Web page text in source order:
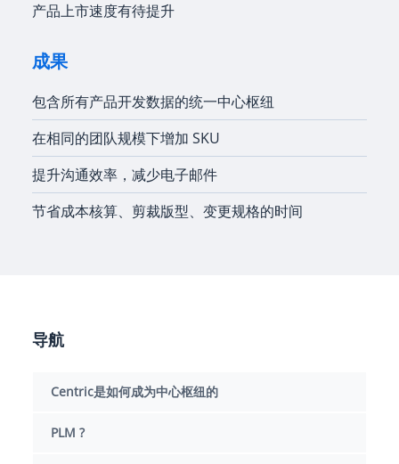
产品上市速度有待提升
成果
包含所有产品开发数据的统一中心枢纽
在相同的团队规模下增加 SKU
提升沟通效率，减少电子邮件
节省成本核算、剪裁版型、变更规格的时间
导航
Centric是如何成为中心枢纽的
PLM ?